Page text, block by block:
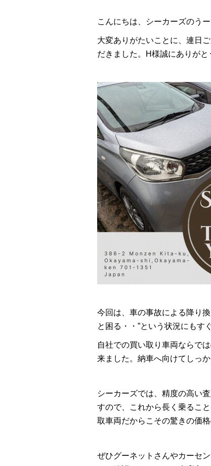
こんにちは、シーカーズのうー
大変ありがたいことに、連日
だきました。H様誠にありがと
今回は、車の事故による降り
と困る・・”という状況にもす
自社での買い取り車両ならで
来ました。納車へ向けてしっ
シーカーズでは、精度の高い
すので、これから長く乗るこ
取車両だからこその驚きの価格
ぜひグーネットさんやカーセ